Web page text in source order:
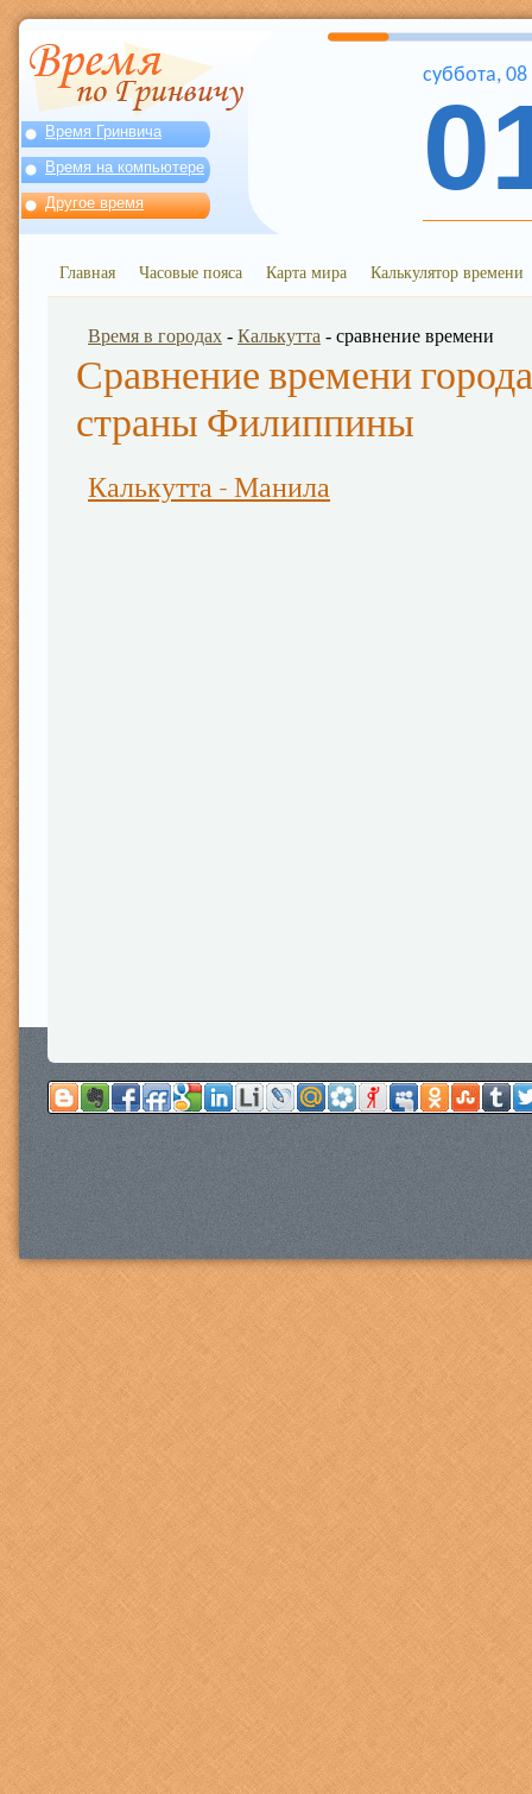
Время Гринвича
Время на компьютере
Другое время
суббота, 08
Главная Часовые пояса Карта мира Калькулятор времени
Время в городах - Калькутта - сравнение времени
Сравнение времени
страны Филиппины
Калькутта - Манила